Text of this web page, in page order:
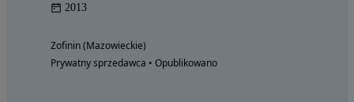
2013
Zofinin (Mazowieckie)
Prywatny sprzedawca • Opublikowano